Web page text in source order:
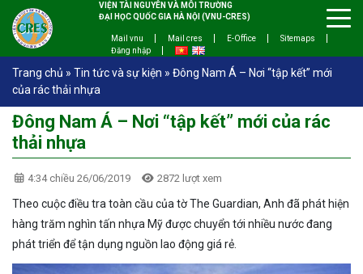
VIỆN TÀI NGUYÊN VÀ MÔI TRƯỜNG
ĐẠI HỌC QUỐC GIA HÀ NỘI (VNU-CRES)
Mail vnu Mail cres E-Office
Sitemaps
Đăng nhập
Trang chủ » Tin tức và sự kiện » Đông Nam Á – Nơi “tập kết” mới
của rác thải nhựa
Đông Nam Á – Nơi “tập kết” mới của rác
thải nhựa
4:34 chiều 26/06/2019 2872 lượt xem
Theo cuộc điều tra toàn cầu của tờ The Guardian, Anh đã phát hiện
hàng trăm nghìn tấn nhựa Mỹ được chuyển tới nhiều nước đang
phát triển để tận dụng nguồn lao động giá rẻ.